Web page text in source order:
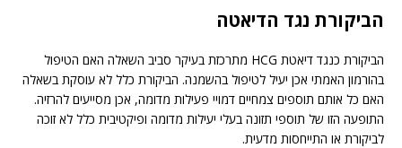
הביקורת נגד הדיאטה
הביקורת כנגד דיאטת HCG מתרכזת בעיקר סביב השאלה האם הטיפול
בהורמון האמתי אכן יעיל לטיפול בהשמנה. הביקורת כלל לא עוסקת בשאלה
האם כל אותם תוספים צמחיים דמויי פעילות מדומה, אכן מסייעים להרזיה.
התופעה הזו של תוספי תזונה בעלי יעילות מדומה ופיקטיבית כלל לא זוכה
לביקורת או התייחסות מדעית.